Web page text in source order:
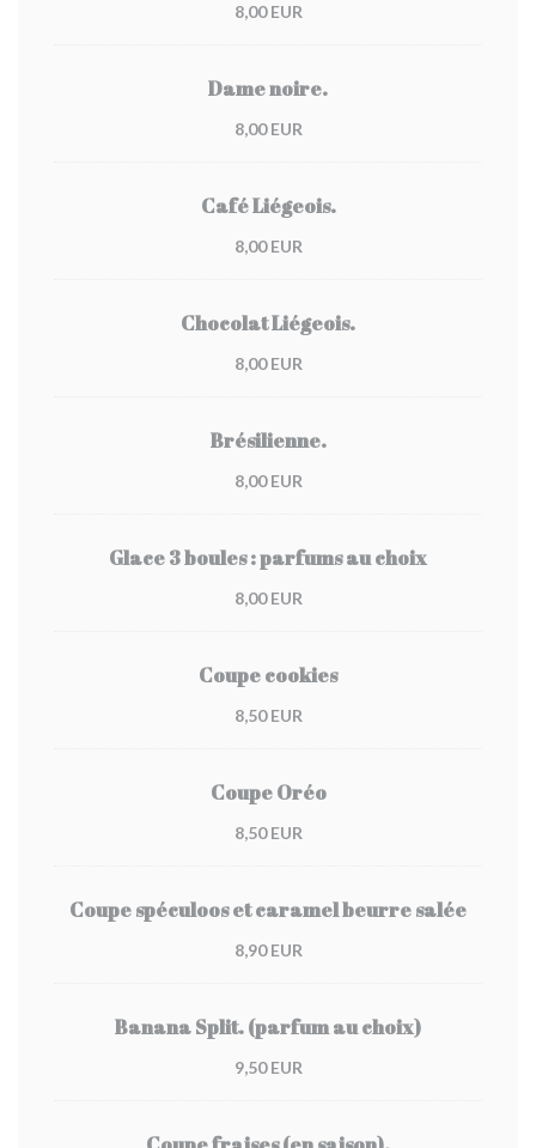
8,00 EUR
Dame noire.
8,00 EUR
Café Liégeois.
8,00 EUR
Chocolat Liégeois.
8,00 EUR
Brésilienne.
8,00 EUR
Glace 3 boules : parfums au choix
8,00 EUR
Coupe cookies
8,50 EUR
Coupe Oréo
8,50 EUR
Coupe spéculoos et caramel beurre salée
8,90 EUR
Banana Split. (parfum au choix)
9,50 EUR